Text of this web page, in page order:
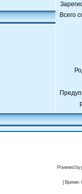
Всего
Powered by
[ Время :